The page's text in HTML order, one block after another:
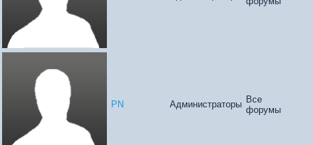
PN Администраторы Все
форумы